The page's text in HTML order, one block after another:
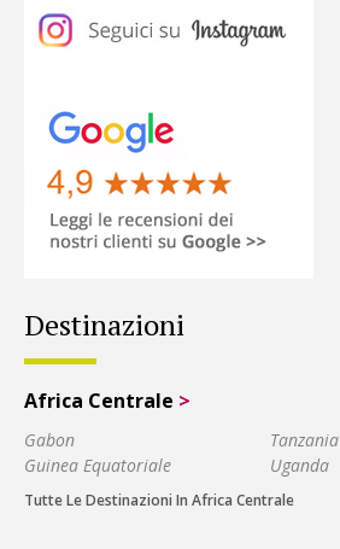
Destinazioni
Africa Centrale >
Gabon
Guinea Equatoriale
Tanzania
Uganda
Tutte Le Destinazioni In Africa Centrale